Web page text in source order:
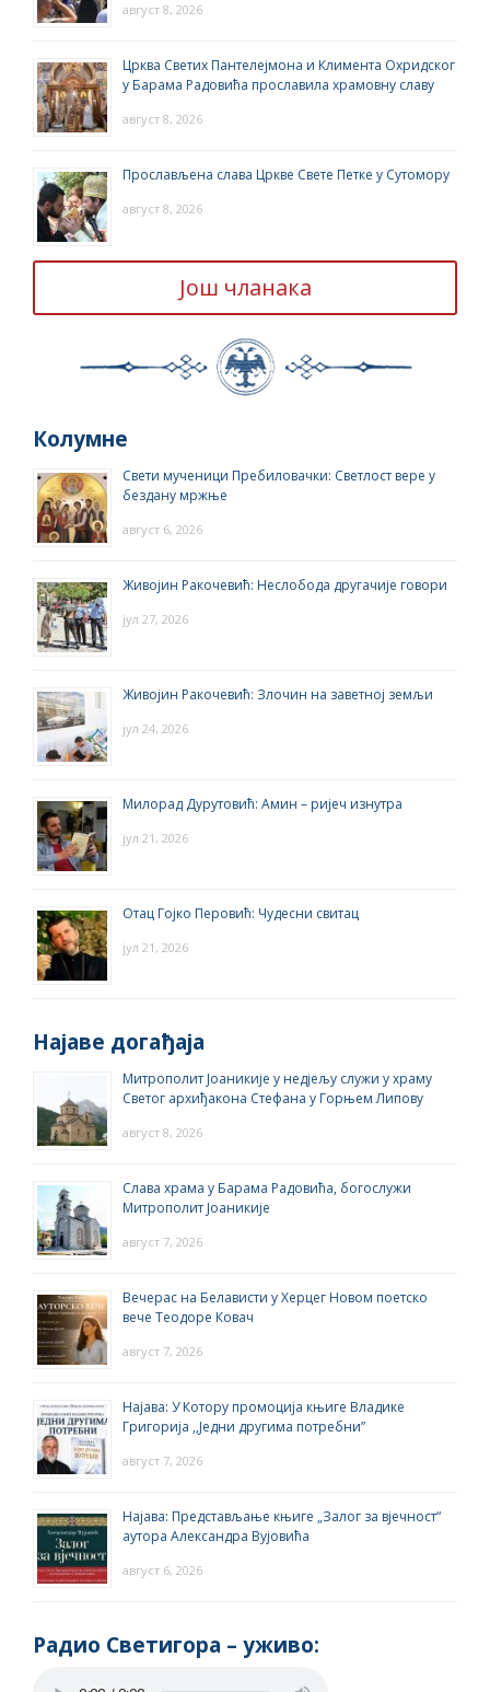
август 8, 2026
Црква Светих Пантелејмона и Климента Охридског
у Барама Радовића прославила храмовну славу
август 8, 2026
Прослављена слава Цркве Свете Петке у Сутомору
август 8, 2026
Још чланака
Колумне
Свети мученици Пребиловачки: Светлост вере у
бездану мржње
август 6, 2026
Живојин Ракочевић: Неслобода другачије говори
јул 27, 2026
Живојин Ракочевић: Злочин на заветној земљи
јул 24, 2026
Милорад Дурутовић: Амин – ријеч изнутра
јул 21, 2026
Отац Гојко Перовић: Чудесни свитац
јул 21, 2026
Најаве догађаја
Митрополит Јоаникије у недјељу служи у храму
Светог архиђакона Стефана у Горњем Липову
август 8, 2026
Слава храма у Барама Радовића, богослужи
Митрополит Јоаникије
август 7, 2026
Вечерас на Белависти у Херцег Новом поетско
вече Теодоре Ковач
август 7, 2026
Најава: У Котору промоција књиге Владике
Григорија ,,Једни другима потребни”
август 7, 2026
Најава: Представљање књиге „Залог за вјечност“
аутора Александра Вујовића
август 6, 2026
Радио Светигора – yживо: